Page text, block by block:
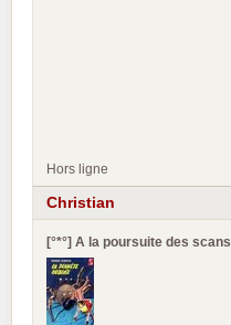
Hors ligne
Christian
[°*°] A la poursuite des scans